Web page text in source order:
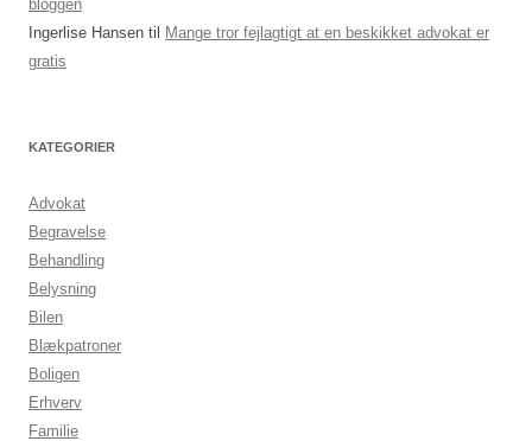
bloggen
Ingerlise Hansen til
Mange tror fejlagtigt at en beskikket advokat er
gratis
KATEGORIER
Advokat
Begravelse
Behandling
Belysning
Bilen
Blækpatroner
Boligen
Erhverv
Familie